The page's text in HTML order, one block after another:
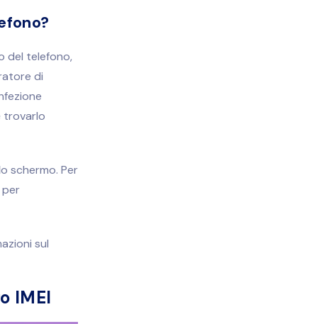
del telefono,
di
trovarlo
schermo. Per
per
sul
IMEI